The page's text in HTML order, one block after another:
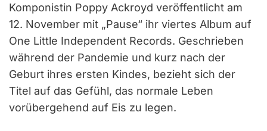
Komponistin Poppy Ackroyd veröffentlicht am
12. November mit „Pause“ ihr viertes Album auf
One Little Independent Records. Geschrieben
während der Pandemie und kurz nach der
Geburt ihres ersten Kindes, bezieht sich der
Titel auf das Gefühl, das normale Leben
vorübergehend auf Eis zu legen.